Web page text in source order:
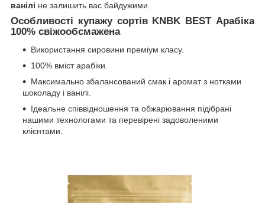
ванілі не залишить вас байдужими.
Особливості купажу сортів KNBK BEST Арабіка
100% свіжообсмажена
Використання сировини преміум класу.
100% вміст арабіки.
Максимально збалансований смак і аромат з нотками
шоколаду і ванілі.
Ідеальне співвідношення та обжарювання підібрані
нашими технологами та перевірені задоволеними
клієнтами.